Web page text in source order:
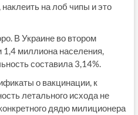
на лоб чипы и это
В Украине во втором
миллиона населения,
составила 3,14%.
о вакцинации, к
летального исхода не
дядю милиционера